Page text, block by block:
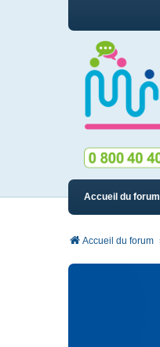
Accueil du forum
Accueil du forum